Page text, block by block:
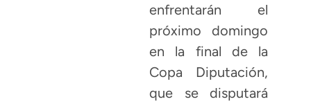
enfrentarán el
próximo domingo
en la final de la
Copa Diputación,
que se disputará